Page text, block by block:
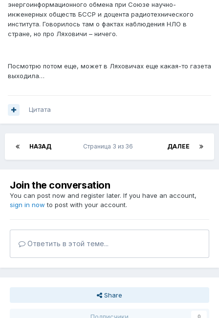
энергоинформационного обмена при Союзе научно-
инженерных обществ БССР и доцента радиотехнического
института. Говорилось там о фактах наблюдения НЛО в
стране, но про Ляховичи – ничего.
Посмотрю потом еще, может в Ляховичах еще какая-то газета
выходила…
Цитата
НАЗАД ДАЛЕЕ
Страница 3 из 36
Join the conversation
You can post now and register later. If you have an account,
sign in now to post with your account.
Ответить в этой теме...
Share
0